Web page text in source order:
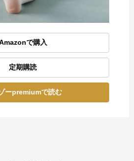
で購入
定期購読
ーpremiumで読む